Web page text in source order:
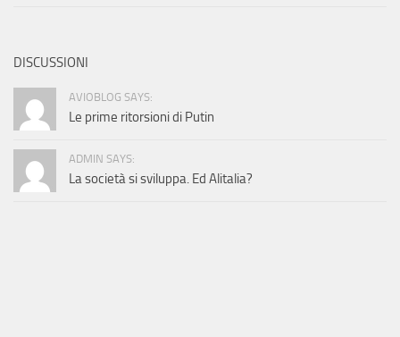
DISCUSSIONI
AVIOBLOG SAYS:
Le prime ritorsioni di Putin
ADMIN SAYS:
La società si sviluppa. Ed Alitalia?